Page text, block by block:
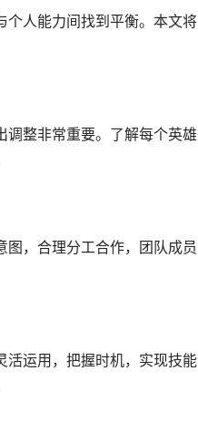
个人能力间找到平衡。本文将
调整非常重要。了解每个英雄
，合理分工合作，团队成员
活运用，把握时机，实现技能